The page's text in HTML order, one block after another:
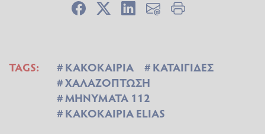
TAGS: ΚΑΚΟΚΑΙΡΙΑ
ΚΑΤΑΙΓΙΔΕΣ
ΧΑΛΑΖΟΠΤΩΣΗ
ΜΗΝΥΜΑΤΑ 112
ΚΑΚΟΚΑΙΡΙΑ ELIAS